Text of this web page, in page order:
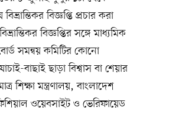
বিজ্ঞপ্তি প্রচার করা
বিজ্ঞপ্তির সঙ্গে মাধ্যমিক
সমন্বয় কমিটির কোনো
বাছাই ছাড়া বিশ্বাস বা শেয়ার
শিক্ষা মন্ত্রণালয়, বাংলাদেশ
ওয়েবসাইট ও ভেরিফায়েড